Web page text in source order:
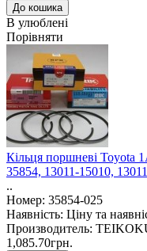
В улюблені
Порівняти
Кільця поршневі Toyota
35854, 13011-15010,
..
Номер: 35854-025
Наявність: Ціну та
Производитель:
1,085.70грн.